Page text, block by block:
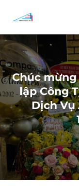
Chúc
lập Công
Dịch Vụ